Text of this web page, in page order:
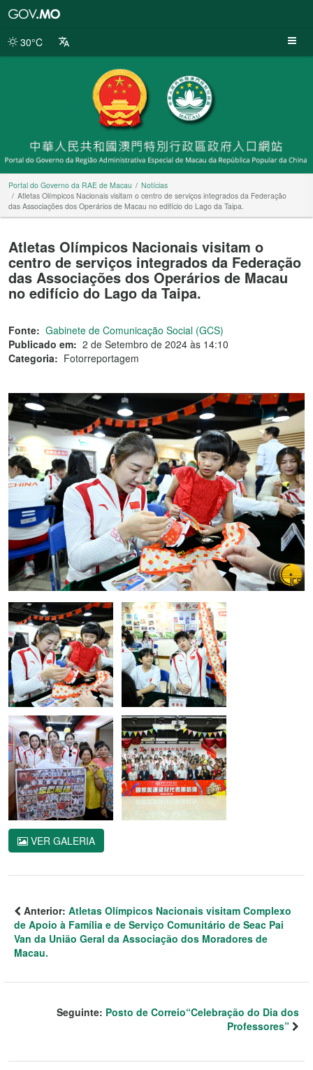
da
30°C
Portal do Governo da RAE de Macau
Notícias
Atletas Olímpicos Nacionais visitam o centro de serviços integrados da Federação
das Associações dos Operários de Macau no edifício do Lago da Taipa.
Atletas Olímpicos Nacionais visitam o
centro de serviços integrados da Federação
das Associações dos Operários de Macau
no edifício do Lago da Taipa.
Fonte: Gabinete de Comunicação Social (GCS)
Publicado em: 2 de Setembro de 2024 às 14:10
Categoria: Fotorreportagem
VER GALERIA
Anterior: Atletas Olímpicos Nacionais visitam Complexo
de Apoio à Família e de Serviço Comunitário de Seac Pai
Van da União Geral da Associação dos Moradores de
Macau.
Seguinte: Posto de Correio“Celebração do Dia dos
Professores”